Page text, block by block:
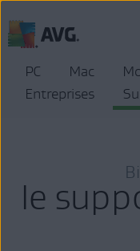
PC Mac
Entreprises
le